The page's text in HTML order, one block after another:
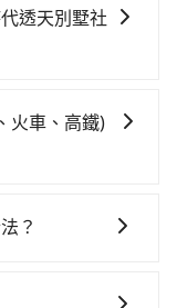
上，無論在價格
場到大時代透天
直到23:00，台
假設從松山機場
25分鐘，再乘坐
站前往桃園高鐵
共1小時8分鐘，
透天別墅社
地乙還的iRent應
每小時
可能的每小時
火車、高鐵)
先確定您的預
輸或較貴的計程
？
僅是違法可能被